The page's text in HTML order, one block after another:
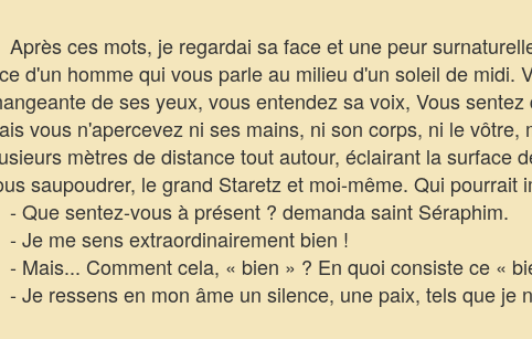
ces mots, je regardai sa face et une peur
d'un homme qui vous parle au milieu d'un soleil de midi.
de ses yeux, vous entendez sa voix, Vous
vous n'apercevez ni ses mains, ni son corps, ni le
mètres de distance tout autour, éclairant la surface
saupoudrer, le grand Staretz et moi-même. Qui pourrait
Que sentez-vous à présent ? demanda saint Séraphim.
Je me sens extraordinairement bien !
Mais... Comment cela, « bien » ? En quoi consiste ce «
Je ressens en mon âme un silence, une paix, tels que je